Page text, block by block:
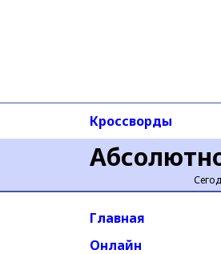
Кроссворды
Главная
Онлайн